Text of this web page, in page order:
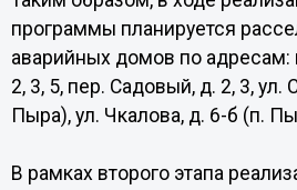
программы планируется
аварийных домов по адресам:
2, 3, 5, пер. Садовый, д. 2, 3, ул.
Пыра), ул. Чкалова, д. 6-б (п.
В рамках второго этапа